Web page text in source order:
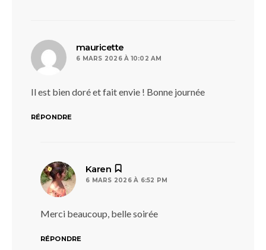
mauricette
6 MARS 2026 À 10:02 AM
Il est bien doré et fait envie ! Bonne journée
RÉPONDRE
Karen
6 MARS 2026 À 6:52 PM
Merci beaucoup, belle soirée
RÉPONDRE